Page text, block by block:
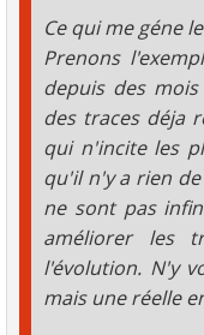
Ce qui me géne
Prenons
depuis des
des traces déja
qui n'incite les
qu'il n'y a rien de
ne sont pas
améliorer les
l'évolution. N'y
mais une réelle